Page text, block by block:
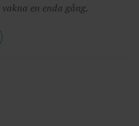
en enda gång.